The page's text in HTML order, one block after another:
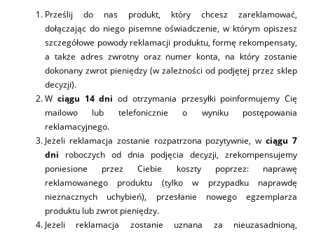
Prześlij do nas produkt, który chcesz zareklamować,
dołączając do niego pisemne oświadczenie, w którym opiszesz
szczegółowe powody reklamacji produktu, formę rekompensaty,
a także adres zwrotny oraz numer konta, na który zostanie
dokonany zwrot pieniędzy (w zależności od podjętej przez sklep
decyzji).
W ciągu 14 dni od otrzymania przesyłki poinformujemy Cię
mailowo lub telefonicznie o wyniku postępowania
reklamacyjnego.
Jeżeli reklamacja zostanie rozpatrzona pozytywnie, wciągu 7
dni roboczych od dnia podjęcia decyzji, zrekompensujemy
poniesione przez Ciebie koszty poprzez: naprawę
reklamowanego produktu (tylko w przypadku naprawdę
nieznacznych uchybień), przesłanie nowego egzemplarza
produktu lub zwrot pieniędzy.
Jeżeli reklamacja zostanie uznana za nieuzasadnioną,